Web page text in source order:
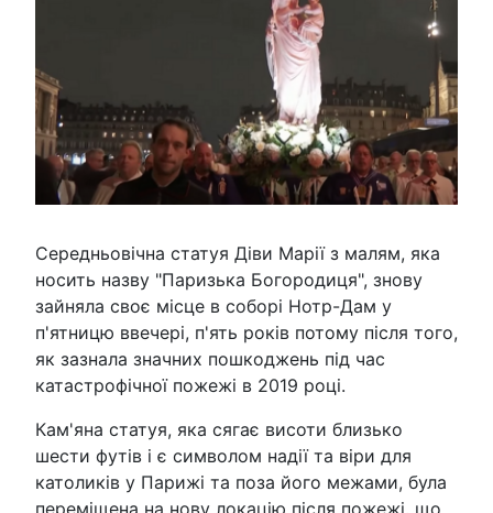
Середньовічна статуя Діви Марії з малям, яка
носить назву "Паризька Богородиця", знову
зайняла своє місце в соборі Нотр-Дам у
п'ятницю ввечері, п'ять років потому після того,
як зазнала значних пошкоджень під час
катастрофічної пожежі в 2019 році.
Кам'яна статуя, яка сягає висоти близько
шести футів і є символом надії та віри для
католиків у Парижі та поза його межами, була
переміщена на нову локацію після пожежі, що